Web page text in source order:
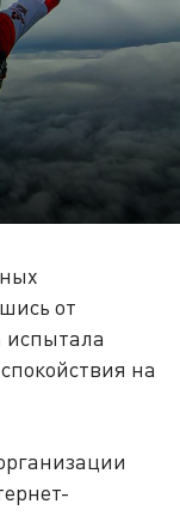
от
испытала
на